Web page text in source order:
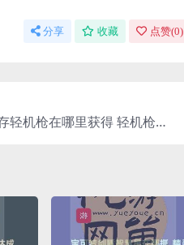
分享 收藏 点赞(0)
轻机枪在哪里获得 轻机枪获